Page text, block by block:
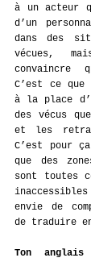
à un acteur
d’un
dans des
vécues,
convaincre
C’est ce
à la place
des vécus
et les
C’est pour
que des
sont toutes
envie de
de traduire
Ton anglais